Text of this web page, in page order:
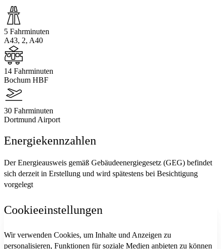
5 Fahrminuten
A43, 2, A40
14 Fahrminuten
Bochum HBF
30 Fahrminuten
Dortmund Airport
Energiekennzahlen
Der Energieausweis gemäß Gebäudeenergiegesetz (GEG) befindet
sich derzeit in Erstellung und wird spätestens bei Besichtigung
vorgelegt
Cookieeinstellungen
Wir verwenden Cookies, um Inhalte und Anzeigen zu
personalisieren, Funktionen für soziale Medien anbieten zu können